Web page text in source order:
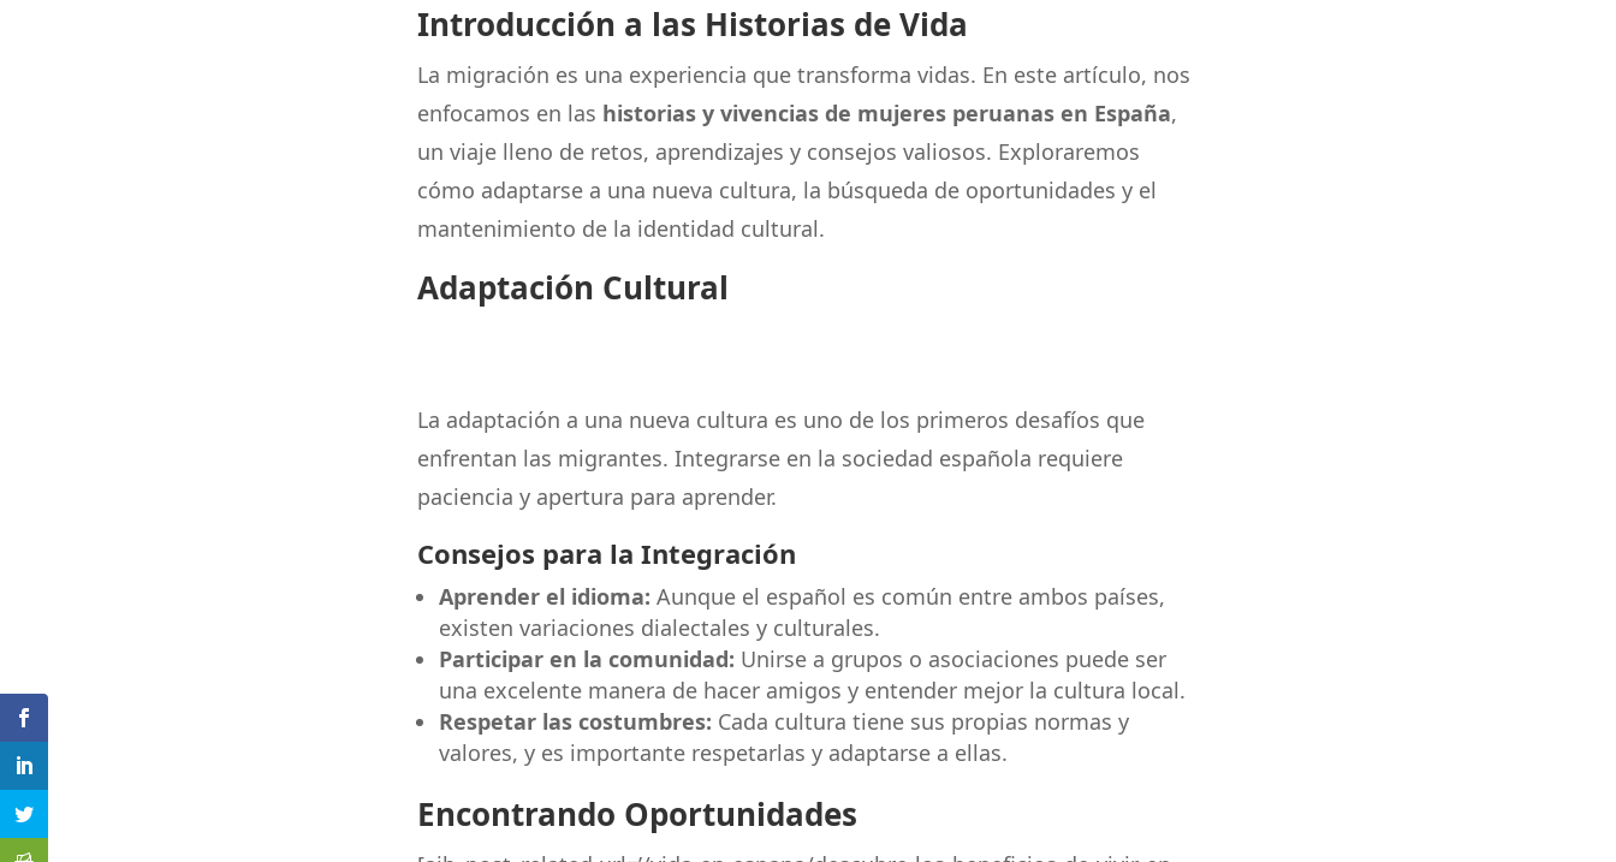
Introducción a las Historias de Vida
La migración es una experiencia que transforma vidas. En este artículo, nos
enfocamos en las historias y vivencias de mujeres peruanas en España,
un viaje lleno de retos, aprendizajes y consejos valiosos. Exploraremos
cómo adaptarse a una nueva cultura, la búsqueda de oportunidades y el
mantenimiento de la identidad cultural.
Adaptación Cultural
La adaptación a una nueva cultura es uno de los primeros desafíos que
enfrentan las migrantes. Integrarse en la sociedad española requiere
paciencia y apertura para aprender.
Consejos para la Integración
Aprender el idioma: Aunque el español es común entre ambos países,
existen variaciones dialectales y culturales.
Participar en la comunidad: Unirse a grupos o asociaciones puede ser
una excelente manera de hacer amigos y entender mejor la cultura local.
Respetar las costumbres: Cada cultura tiene sus propias normas y
valores, y es importante respetarlas y adaptarse a ellas.
Encontrando Oportunidades